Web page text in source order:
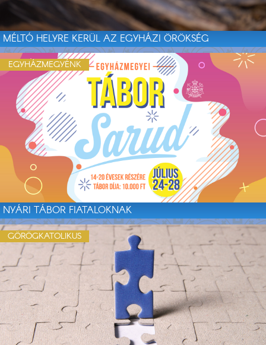
MÉLTÓ HELYRE KERÜL AZ EGYHÁZI ÖRÖKSÉG
NYÁRI TÁBOR FIATALOKNAK
EGYHÁZMEGYÉNK
GÖRÖGKATOLIKUS